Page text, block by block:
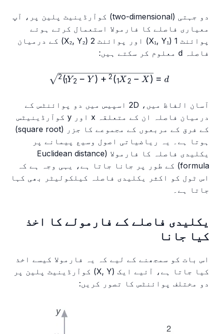
دو جہتی (two-dimensional) کوآرڈینیٹ پلین پر، آپ
معیاری فاصلے کا فارمولا استعمال کرتے ہوئے
پوائنٹ 1 (X₁, Y₁) اور پوائنٹ 2 (X₂, Y₂) کے درمیان
فاصلہ d معلوم کر سکتے ہیں:
X₁)^2+(Y₂-Y₁)^2} d
=
(
X 2 − X
1
)
2
+
(
Y2 − Y
1
)
2
آسان الفاظ میں، 2D اسپیس میں دو پوائنٹس کے
درمیان فاصلہ ان کے متعلقہ x اور y کوآرڈینیٹس
کے فرق کے مربعوں کے مجموعے کا جزر (square root)
ہوتا ہے۔ یہ ریاضیاتی اصول وسیع پیمانے پر
یکلیدی فاصلہ کا فارمولا (Euclidean distance
formula) کے طور پر جانا جاتا ہے، یہی وجہ ہے کہ
اس ٹول کو اکثر یکلیدی فاصلہ کیلکولیٹر بھی کہا
جاتا ہے۔
یکلیدی فاصلے کے فارمولے کا اخذ
کیا جانا
اس بات کو سمجھنے کے لیے کہ یہ فارمولا کیسے اخذ
کیا جاتا ہے، آئیے ایک (X, Y) کوآرڈینیٹ پلین پر
دو مختلف پوائنٹس کا تصور کریں: